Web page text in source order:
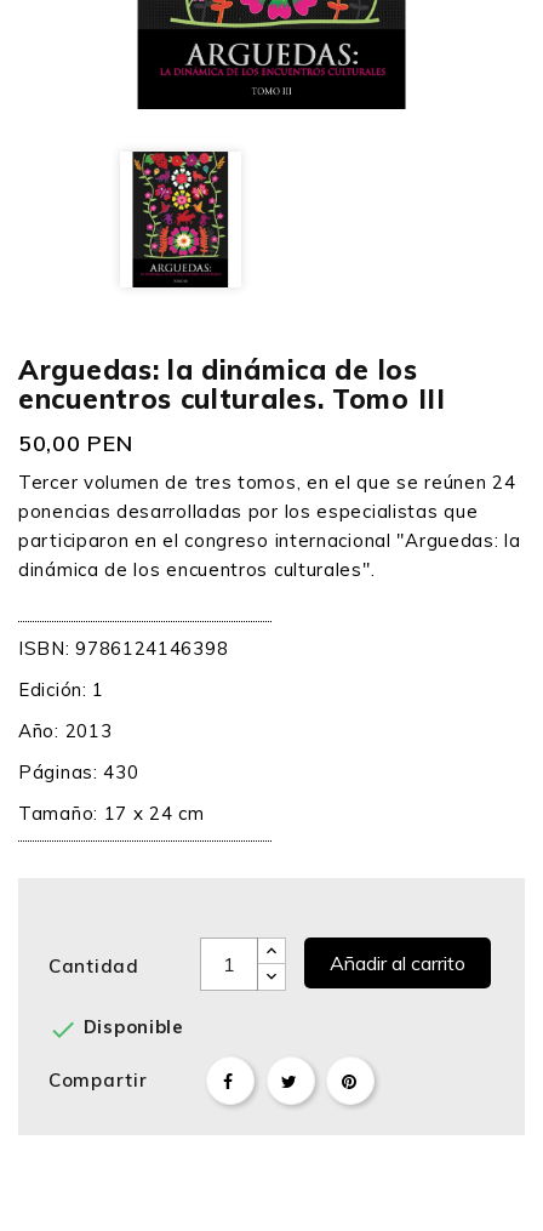
Arguedas: la dinámica de los
encuentros culturales. Tomo III
50,00 PEN
Tercer volumen de tres tomos, en el que se reúnen 24
ponencias desarrolladas por los especialistas que
participaron en el congreso internacional "Arguedas: la
dinámica de los encuentros culturales".
ISBN: 9786124146398
Edición: 1
Año: 2013
Páginas: 430
Tamaño: 17 x 24 cm
Cantidad Añadir al carrito
 Disponible
Compartir